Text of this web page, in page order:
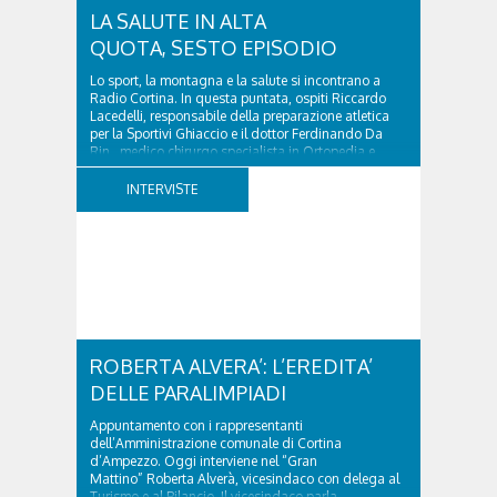
LA SALUTE IN ALTA
QUOTA, SESTO EPISODIO
Lo sport, la montagna e la salute si incontrano a
Radio Cortina. In questa puntata, ospiti Riccardo
Lacedelli, responsabile della preparazione atletica
per la Sportivi Ghiaccio e il dottor Ferdinando Da
Rin, medico chirurgo specialista in Ortopedia e
Traumatologia di Ospedale Cortina. GVM...
INTERVISTE
ROBERTA ALVERA’: L’EREDITA’
DELLE PARALIMPIADI
Appuntamento con i rappresentanti
dell’Amministrazione comunale di Cortina
d’Ampezzo. Oggi interviene nel “Gran
Mattino” Roberta Alverà, vicesindaco con delega al